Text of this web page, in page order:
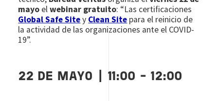
mayo elwebinar gratuito: “Las certificaciones
Global Safe Sitey Clean Site para el reinicio de
la actividad de las organizaciones ante el COVID-
19”.
22 DE MAYO | 11:00 - 12:00